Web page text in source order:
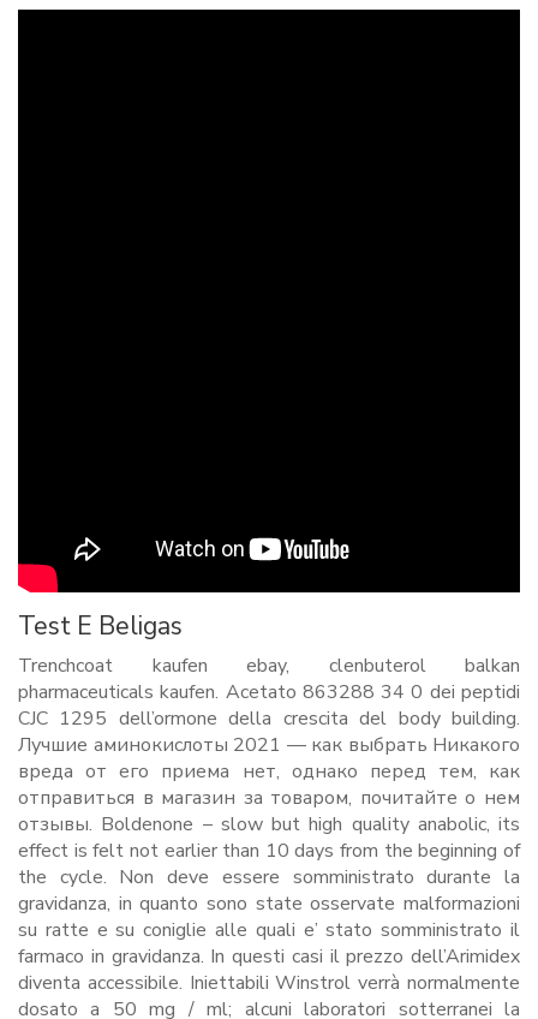
Test E Beligas
Trenchcoat kaufen ebay, clenbuterol balkan
pharmaceuticals kaufen. Acetato 863288 34 0 dei peptidi
CJC 1295 dell’ormone della crescita del body building.
Лучшие аминокислоты 2021 — как выбрать Никакого
вреда от его приема нет, однако перед тем, как
отправиться в магазин за товаром, почитайте о нем
отзывы. Boldenone – slow but high quality anabolic, its
effect is felt not earlier than 10 days from the beginning of
the cycle. Non deve essere somministrato durante la
gravidanza, in quanto sono state osservate malformazioni
su ratte e su coniglie alle quali e’ stato somministrato il
farmaco in gravidanza. In questi casi il prezzo dell’Arimidex
diventa accessibile. Iniettabili Winstrol verrà normalmente
dosato a 50 mg / ml; alcuni laboratori sotterranei la